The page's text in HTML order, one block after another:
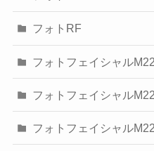
フォトRF
フォトフェイシャルM22
フォトフェイシャルM22
フォトフェイシャルM22